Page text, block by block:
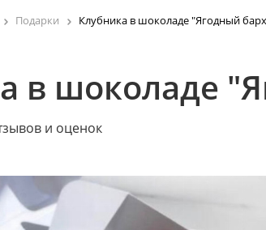
Подарки Клубника в шоколаде "Ягодный
в шоколаде
и оценок